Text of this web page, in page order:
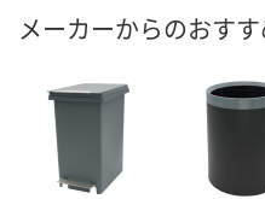
メーカーからのおす